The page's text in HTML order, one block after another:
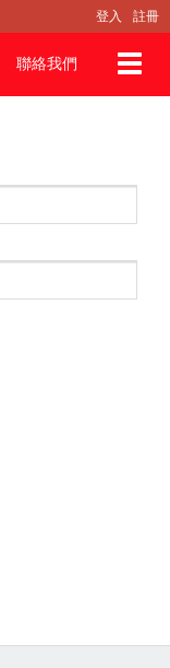
登入 註冊
聯絡我們